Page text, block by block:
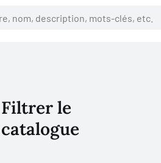
Filtrer le
catalogue